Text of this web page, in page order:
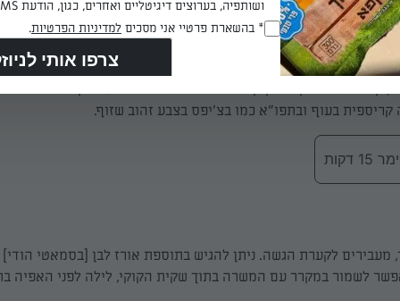
בתבנית עמוקה, כדי שאם תיקרע במהלך האפיה לא יתלכלך התנור
אופים במשך שעה, קורעים את שקית הקוקי וממשיכים
בעוף ובתפו"א כמו בצ'יפס בצבע זהוב שזוף.
דקות
מעבירים לקערת הגשה. ניתן להגיש בתוספת אורז לבן [בסמאטי
לשמור במקרר עם המשרה בתוך שקית הקוקי, לילה לפני האפיה
(חובה)
ושותפיה, בערוצים דיגיטליים ואחרים, כגון, הודעת SMS וואטסאפ, מייל
RegulationsApproved
* בהשארת פרטיי אני מסכים למדיניות הפרטיות.